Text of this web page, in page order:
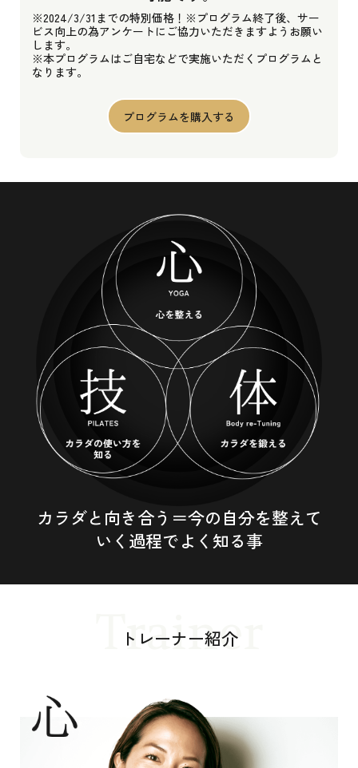
※2024/3/31までの特別価格！※プログラム終了後、サー
ビス向上の為アンケートにご協力いただきますようお願い
します。
※本プログラムはご自宅などで実施いただくプログラムと
なります。
プログラムを購入する
カラダと向き合う＝今の自分を整えて
いく過程でよく知る事
Trainer
トレーナー紹介